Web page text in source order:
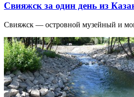
Свияжск за один день из
Свияжск — островной музейный и